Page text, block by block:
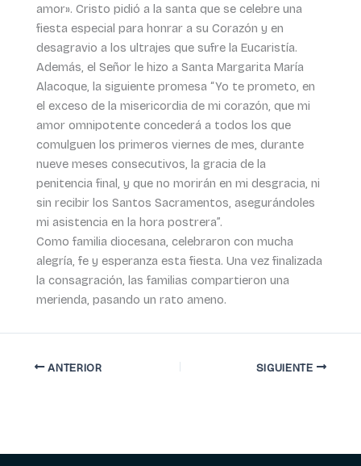
amor». Cristo pidió a la santa que se celebre una
fiesta especial para honrar a su Corazón y en
desagravio a los ultrajes que sufre la Eucaristía.
Además, el Señor le hizo a Santa Margarita María
Alacoque, la siguiente promesa “Yo te prometo, en
el exceso de la misericordia de mi corazón, que mi
amor omnipotente concederá a todos los que
comulguen los primeros viernes de mes, durante
nueve meses consecutivos, la gracia de la
penitencia final, y que no morirán en mi desgracia, ni
sin recibir los Santos Sacramentos, asegurándoles
mi asistencia en la hora postrera”.
Como familia diocesana, celebraron con mucha
alegría, fe y esperanza esta fiesta. Una vez finalizada
la consagración, las familias compartieron una
merienda, pasando un rato ameno.
ANTERIOR SIGUIENTE